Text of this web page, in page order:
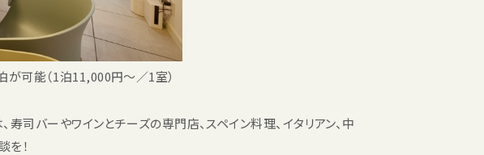
可能（1泊11,000円〜／1室）
司バーやワインとチーズの専門店、スペイン料理、イタリアン、中
を！